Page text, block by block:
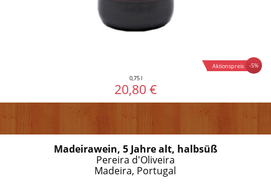
-5%
Aktionspreis
0,75 l
20,80 €
Madeirawein, 5 Jahre alt, halbsüß
Pereira d'Oliveira
Madeira, Portugal